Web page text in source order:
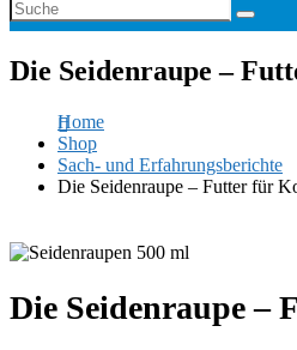
Die Seidenraupe –
Home
Shop
Sach- und Erfahrungsberichte
Die Seidenraupe – Futter für
Die Seidenraupe –